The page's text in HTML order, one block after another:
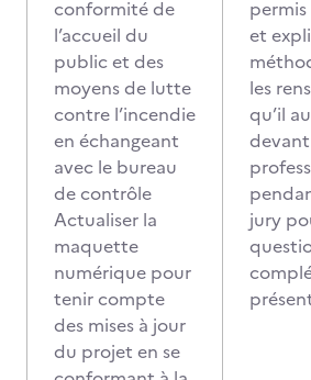
conformité de
l’accueil du
public et des
moyens de lutte
contre l’incendie
en échangeant
avec le bureau
de contrôle
Actualiser la
maquette
numérique pour
tenir compte
des mises à jour
du projet en se
et
les
qu’il
jury